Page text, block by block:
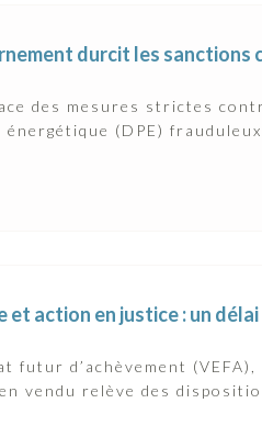
durcit les
des mesures strictes
(DPE)
action en justice : un délai
futur d’achèvement
vendu relève des